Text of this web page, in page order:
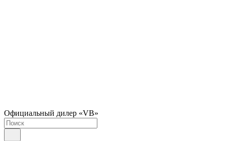
Официальный дилер «VB»